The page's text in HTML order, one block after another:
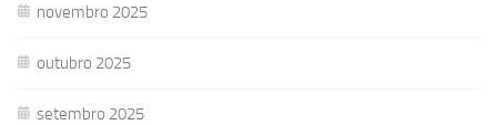
novembro 2025
outubro 2025
setembro 2025